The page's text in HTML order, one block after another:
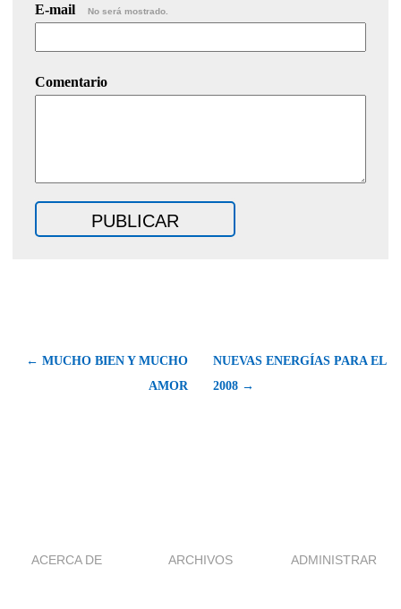
E-mail No será mostrado.
Comentario
← MUCHO BIEN Y MUCHO
AMOR
NUEVAS ENERGÍAS PARA EL
2008 →
ACERCA DE ARCHIVOS ADMINISTRAR